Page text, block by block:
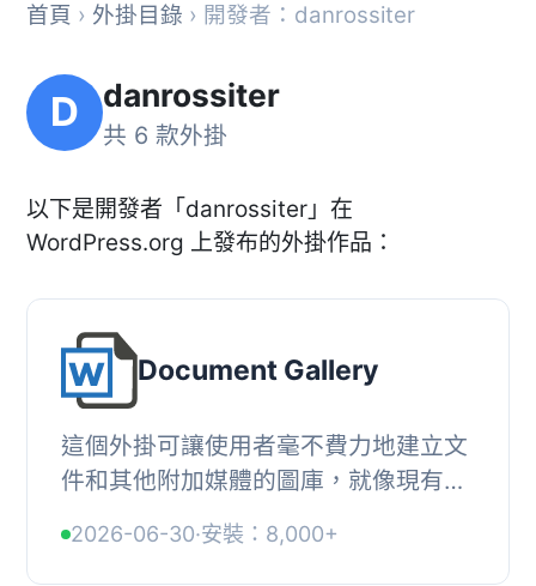
首頁 › 外掛目錄 › 開發者：danrossiter
D danrossiter
共 6 款外掛
以下是開發者「danrossiter」在
WordPress.org 上發布的外掛作品：
Document Gallery
這個外掛可讓使用者毫不費力地建立文
件和其他附加媒體的圖庫，就像現有的
頻以瞭解 Document Gallery 如何運
2026-06-30·安裝：8,000+